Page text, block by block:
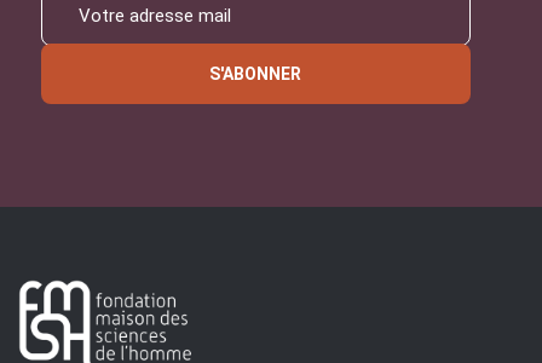
S'ABONNER